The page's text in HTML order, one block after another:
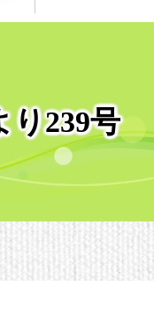
り239号